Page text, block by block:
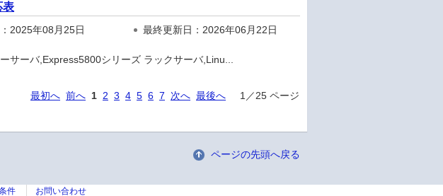
表
2025年08月25日
最終更新日：2026年06月22日
サーバ,Express5800シリーズ ラックサーバ,Linu...
最初へ 前へ 1 2 3 4 5 6 7 次へ 最後へ 1／25 ページ
ページの先頭へ戻る
件 お問い合わせ